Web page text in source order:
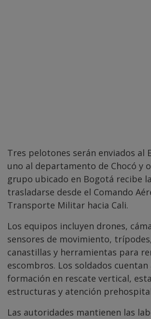
Tres pelotones serán enviados al
uno al departamento de Chocó y
grupo ubicado en Bogotá recibe
trasladarse desde el Comando
Transporte Militar hacia Cali.
Los equipos incluyen drones,
sensores de movimiento,
canastillas y herramientas para
escombros. Los soldados cuentan
formación en rescate vertical,
estructuras y atención
Las autoridades mantienen las